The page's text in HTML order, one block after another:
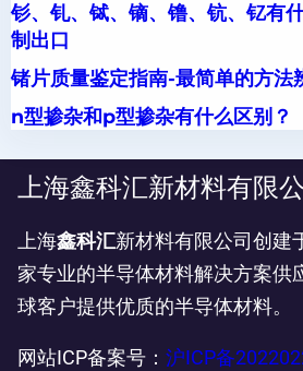
钐、钆、铽、镝、镥、钪、钇有
制出口
锗片质量鉴定指南-最简单的方法
n型掺杂和p型掺杂有什么区别？
上海鑫科汇新材料有限
上海鑫科汇新材料有限公司创建
家专业的半导体材料解决方案供
球客户提供优质的半导体材料。
网站ICP备案号： 沪ICP备